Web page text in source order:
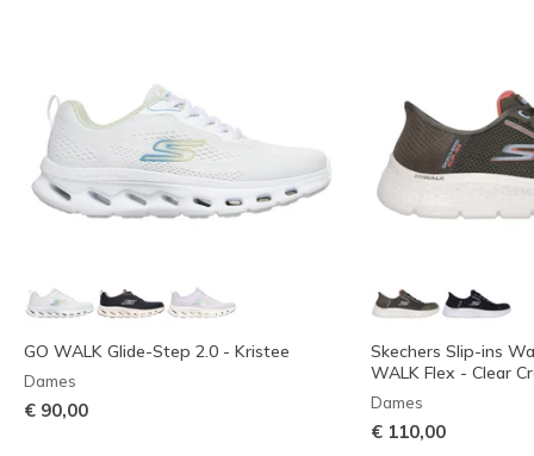
GO WALK Glide-Step 2.0 - Kristee
Dames
€ 90,00
Skechers Slip-ins
WALK Flex - Clear
Dames
€ 110,00